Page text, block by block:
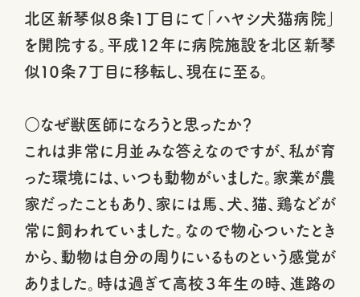
北区新琴似８条１丁目にて「ハヤシ犬猫病院」
を開院する。平成１２年に病院施設を北区新琴
似１０条７丁目に移転し、現在に至る。
○なぜ獣医師になろうと思ったか？
これは非常に月並みな答えなのですが、私が育
った環境には、いつも動物がいました。家業が農
家だったこともあり、家には馬、犬、猫、鶏などが
常に飼われていました。なので物心ついたとき
から、動物は自分の周りにいるものという感覚が
ありました。時は過ぎて高校３年生の時、進路の